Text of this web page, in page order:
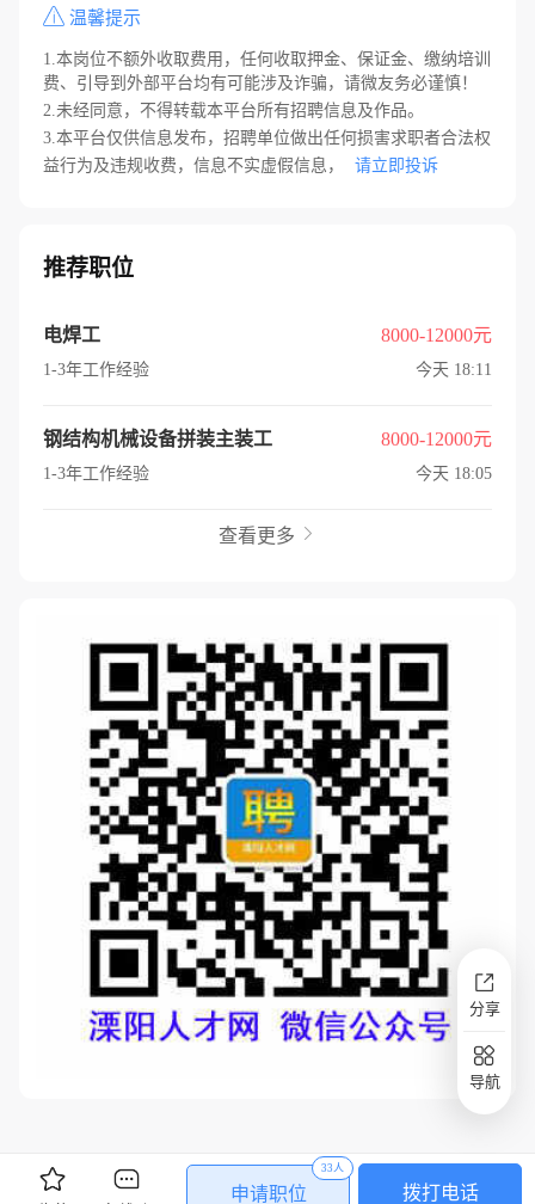
温馨提示
1.本岗位不额外收取费用，任何收取押金、保证金、缴纳培训
费、引导到外部平台均有可能涉及诈骗，请微友务必谨慎！
2.未经同意，不得转载本平台所有招聘信息及作品。
3.本平台仅供信息发布，招聘单位做出任何损害求职者合法权
益行为及违规收费，信息不实虚假信息，
请立即投诉
推荐职位
电焊工 8000-12000元
1-3年工作经验 今天 18:11
钢结构机械设备拼装主装工 8000-12000元
1-3年工作经验 今天 18:05
查看更多 
申请职位
33人
拨打电话
分享
导航